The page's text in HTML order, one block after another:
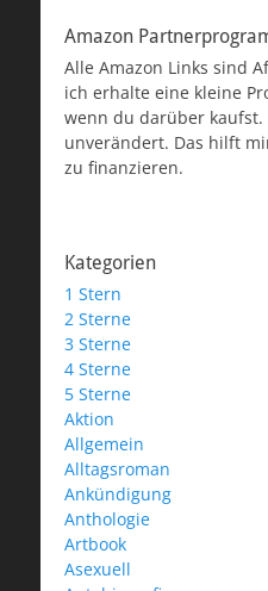
Amazon
Alle Amazon Links sind
ich erhalte eine kleine
wenn du darüber
unverändert. Das hilft
zu finanzieren.
Kategorien
1 Stern
2 Sterne
3 Sterne
4 Sterne
5 Sterne
Aktion
Allgemein
Alltagsroman
Ankündigung
Anthologie
Artbook
Asexuell